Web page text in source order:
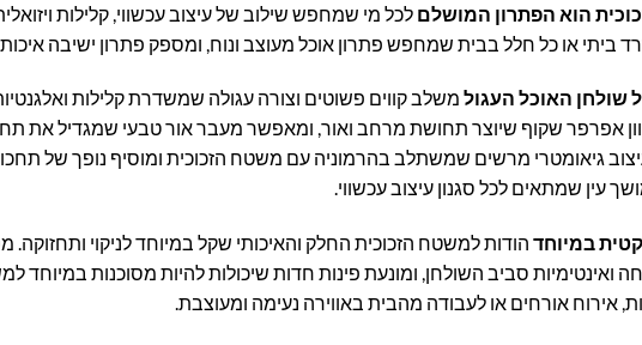
הוא הפתרון המושלם לכל מי שמחפש שילוב של עיצוב עכשווי, קלילות
ביתי או כל חלל בבית שמחפש פתרון אוכל מעוצב ונוח, ומספק פתרון ישיבה
שולחן האוכל העגול משלב קווים פשוטים וצורה עגולה שמשדרת קלילות
אפרפר שקוף שיוצר תחושת מרחב ואור, ומאפשר מעבר אור טבעי שמגדיל את
גיאומטרי מרשים שמשתלב בהרמוניה עם משטח הזכוכית ומוסיף נופך של תחכום
עין שמתאים לכל סגנון עיצוב עכשווי.
במיוחד הודות למשטח הזכוכית החלק והאיכותי שקל במיוחד לניקוי
ואינטימיות סביב השולחן, ומונעת פינות חדות שיכולות להיות מסוכנות במיוחד
אירוח אורחים או לעבודה מהבית באווירה נעימה ומעוצבת.